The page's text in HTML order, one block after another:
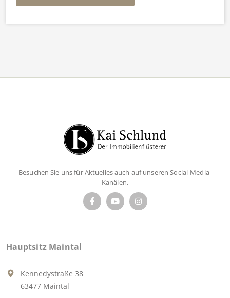
Besuchen Sie uns für Aktuelles auch auf unseren Social-Media-
Kanälen.
Hauptsitz Maintal
Kennedystraße 38
63477 Maintal